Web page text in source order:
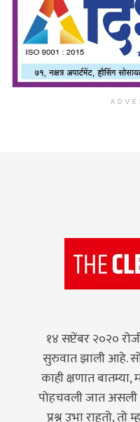
१४ सप्टेंबर २०२०
सुरुवात झाली आहे.
काही क्षणात बातम्या,
पोहचवली जात असली
प्रश्न उभा राहतो,